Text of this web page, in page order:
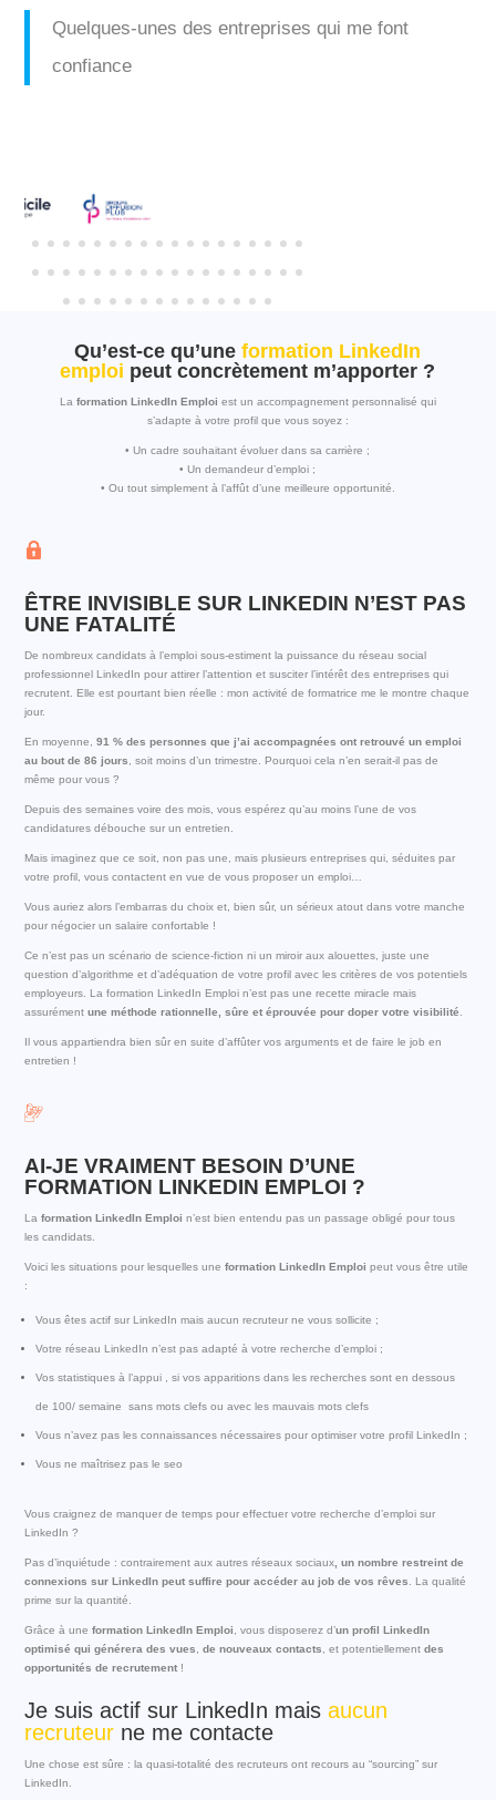
Quelques-unes des entreprises qui me font
confiance
Qu’est-ce qu’uneformation LinkedIn
emploi peut concrètement m’apporter ?
La formation LinkedIn Emploi est un accompagnement personnalisé qui
s’adapte à votre profil que vous soyez :
• Un cadre souhaitant évoluer dans sa carrière ;
• Un demandeur d’emploi ;
• Ou tout simplement à l’affût d’une meilleure opportunité.
Je suis actif sur LinkedIn maisaucun
recruteur ne me contacte
Une chose est sûre : la quasi-totalité des recruteurs ont recours au “sourcing” sur
LinkedIn.
ÊTRE INVISIBLE SUR LINKEDIN N’EST PAS
UNE FATALITÉ
De nombreux candidats à l’emploi sous-estiment la puissance du réseau social
professionnel LinkedIn pour attirer l’attention et susciter l’intérêt des entreprises qui
recrutent. Elle est pourtant bien réelle : mon activité de formatrice me le montre chaque
jour.
En moyenne,91 % des personnes que j’ai accompagnées ont retrouvé un emploi
au bout de 86 jours
, soit moins d’un trimestre. Pourquoi cela n’en serait-il pas de
même pour vous ?
Depuis des semaines voire des mois, vous espérez qu’au moins l’une de vos
candidatures débouche sur un entretien.
Mais imaginez que ce soit, non pas une, mais plusieurs entreprises qui, séduites par
votre profil, vous contactent en vue de vous proposer un emploi…
Vous auriez alors l’embarras du choix et, bien sûr, un sérieux atout dans votre manche
pour négocier un salaire confortable !
Ce n’est pas un scénario de science-fiction ni un miroir aux alouettes, juste une
question d’algorithme et d’adéquation de votre profil avec les critères de vos potentiels
employeurs. La formation LinkedIn Emploi n’est pas une recette miracle mais
assurémentune méthode rationnelle, sûre et éprouvée pour doper votre visibilité
Il vous appartiendra bien sûr en suite d’affûter vos arguments et de faire le job en
entretien !
AI-JE VRAIMENT BESOIN D’UNE
FORMATION LINKEDIN EMPLOI ?
Laformation LinkedIn Emploi n’est bien entendu pas un passage obligé pour tous
les candidats.
Voici les situations pour lesquelles une formation LinkedIn Emploi peut vous être utile
:
Vous êtes actif sur LinkedIn mais aucun recruteur ne vous sollicite ;
Votre réseau LinkedIn n’est pas adapté à votre recherche d’emploi ;
Vos statistiques à l’appui , si vos apparitions dans les recherches sont en dessous
de 100/ semaine sans mots clefs ou avec les mauvais mots clefs
Vous n’avez pas les connaissances nécessaires pour optimiser votre profil LinkedIn ;
Vous ne maîtrisez pas le seo
Vous craignez de manquer de temps pour effectuer votre recherche d’emploi sur
LinkedIn ?
Pas d’inquiétude : contrairement aux autres réseaux sociaux , un nombre restreint de
connexions sur LinkedIn peut suffire pour accéder au job de vos rêves
. La qualité
prime sur la quantité.
Grâce à uneformation LinkedIn Emploi , vous disposerez d’un profil LinkedIn
optimisé qui générera des vues
,de nouveaux contacts , et potentiellementdes
opportunités de recrutement !